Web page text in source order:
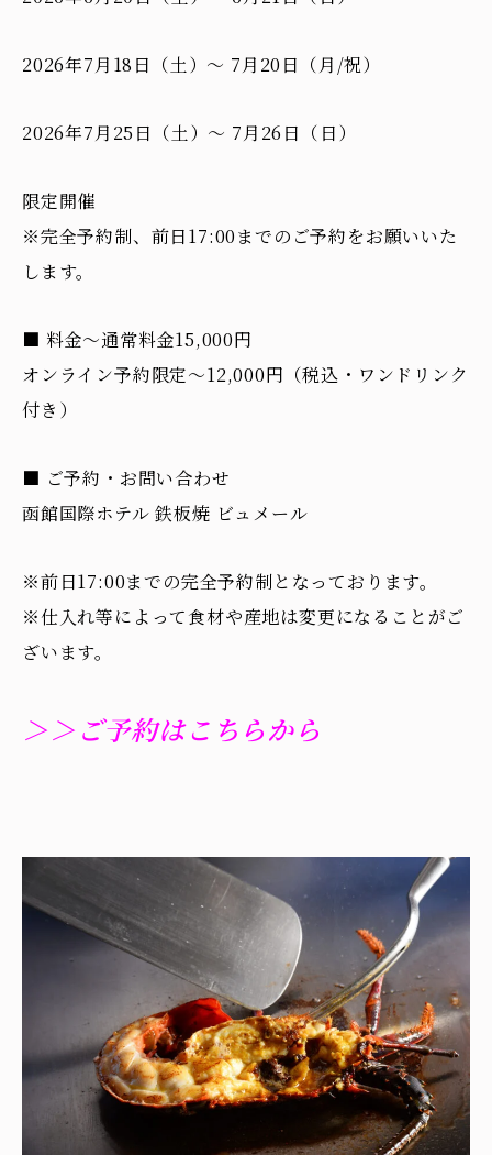
2026年7月18日（土）〜 7月20日（月/祝）
2026年7月25日（土）〜 7月26日（日）
限定開催
※完全予約制、前日17:00までのご予約をお願いいた
します。
■ 料金～通常料金15,000円
オンライン予約限定～12,000円（税込・ワンドリンク
付き）
■ ご予約・お問い合わせ
函館国際ホテル 鉄板焼 ビュメール
※前日17:00までの完全予約制となっております。
※仕入れ等によって食材や産地は変更になることがご
ざいます。
＞＞ご予約はこちらから